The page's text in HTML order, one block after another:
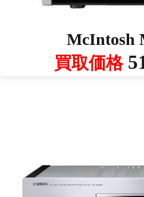
McIntosh
買取価格